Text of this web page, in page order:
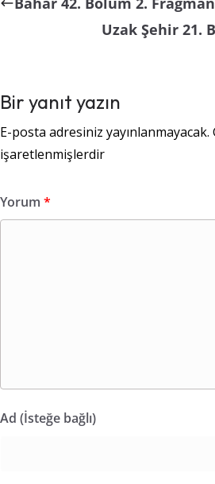
Uzak Şehir 21.
Bir yanıt yazın
E-posta adresiniz yayınlanmayacak.
işaretlenmişlerdir
Yorum *
Ad (İsteğe bağlı)